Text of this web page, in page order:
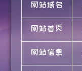
网站域名
网站首页
网站信息